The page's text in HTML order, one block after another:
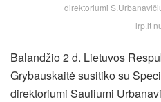
direktoriumi
lrp.lt
Balandžio 2 d. Lietuvos
Grybauskaitė susitiko su
direktoriumi Sauliumi